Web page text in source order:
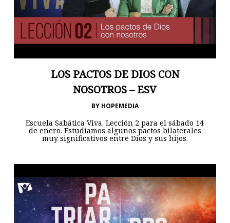
LOS PACTOS DE DIOS CON
NOSOTROS – ESV
BY HOPEMEDIA
Escuela Sabática Viva. Lección 2 para el sábado 14
de enero. Estudiamos algunos pactos bilaterales
muy significativos entre Dios y sus hijos.